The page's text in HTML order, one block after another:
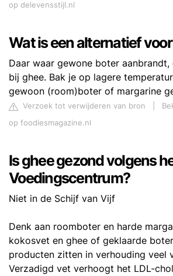
op delevensstijl.nl
Wat is een alternatief
Daar waar gewone boter
bij ghee. Bak je op lagere
gewoon (room)boter of margarine
Verzoek tot verwijderen van bron
op foodiesmagazine.nl
Is ghee gezond volgens
Voedingscentrum?
Niet in de Schijf van Vijf
Denk aan roomboter en harde
kokosvet en ghee of geklaarde
producten zitten in verhouding veel
Verzadigd vet verhoogt het LDL-